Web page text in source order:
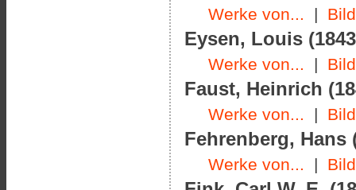
Werke von... |
Eysen, Louis
Werke von... |
Faust, Heinrich
Werke von... |
Fehrenberg, Hans
Werke von... |